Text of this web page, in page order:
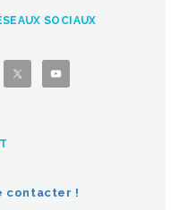
SOCIAUX
contacter !